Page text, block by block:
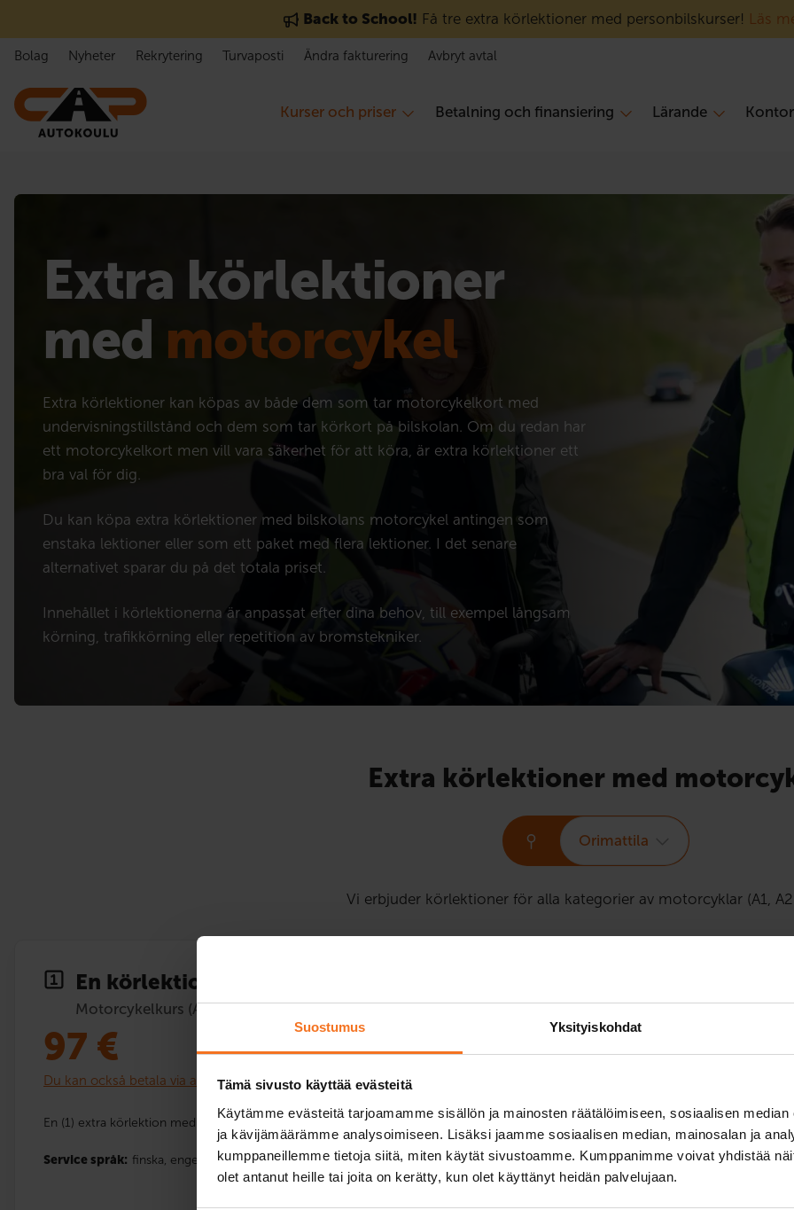
Suostumus Yksityiskohdat
Tämä sivusto käyttää evästeitä
Käytämme evästeitä tarjoamamme sisällön ja mainosten räätälöimiseen, sosiaalisen
ja kävijämäärämme analysoimiseen. Lisäksi jaamme sosiaalisen median, mainosalan ja
kumppaneillemme tietoja siitä, miten käytät sivustoamme. Kumppanimme voivat yhdistää
olet antanut heille tai joita on kerätty, kun olet käyttänyt heidän palvelujaan.
Back to School! Få tre extra körlektioner med personbilskurser! Läs
Kurser och priser Betalning och finansiering Lärande Kontor
Bolag Nyheter Rekrytering Turvaposti Ändra fakturering Avbryt avtal
Extra körlektioner
med motorcykel
Extra körlektioner kan köpas av både dem som tar motorcykelkort med
undervisningstillstånd och dem som tar körkort på bilskolan. Om du redan har
ett motorcykelkort men vill vara säkerhet för att köra, är extra körlektioner ett
bra val för dig.
Du kan köpa extra körlektioner med bilskolans motorcykel antingen som
enstaka lektioner eller som ett paket med flera lektioner. I det senare
alternativet sparar du på det totala priset.
Innehållet i körlektionerna är anpassat efter dina behov, till exempel långsam
körning, trafikkörning eller repetition av bromstekniker.
Extra körlektioner med
Orimattila
Vi erbjuder körlektioner för alla kategorier av motorcyklar (A1,
En körlektion
Motorcykelkurs (A)
97 €
Du kan också betala via avbetalning
En (1) extra körlektion med bilskolans motorcykel i kategori A1, A2 eller A.
Service språk: finska, engelska
Motorcykelkurs (A)
189 €
Två (2) extra körlektioner
Service språk: finska,